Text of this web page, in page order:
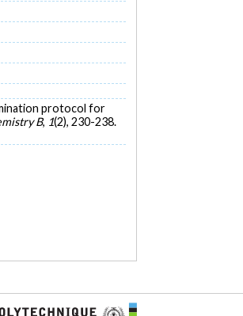
protocol for
B, 1(2), 230-238.